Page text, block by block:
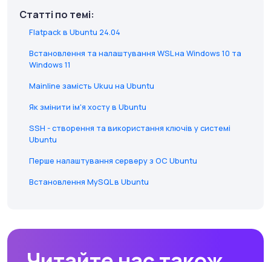
Статті по темі:
Flatpack в Ubuntu 24.04
Встановлення та налаштування WSL на Windows 10 та
Windows 11
Mainline замість Ukuu на Ubuntu
Як змінити ім'я хосту в Ubuntu
SSH - створення та використання ключів у системі
Ubuntu
Перше налаштування серверу з ОС Ubuntu
Встановлення MySQL в Ubuntu